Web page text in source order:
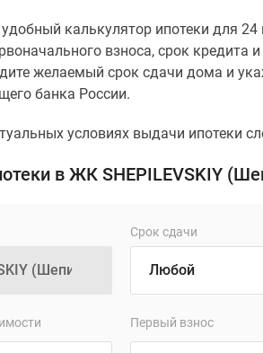
калькулятор ипотеки для
взноса, срок
желаемый срок сдачи дома и
банка России.
условиях выдачи ипотеки
в ЖК SHEPILEVSKIY
Срок сдачи
Первый взнос